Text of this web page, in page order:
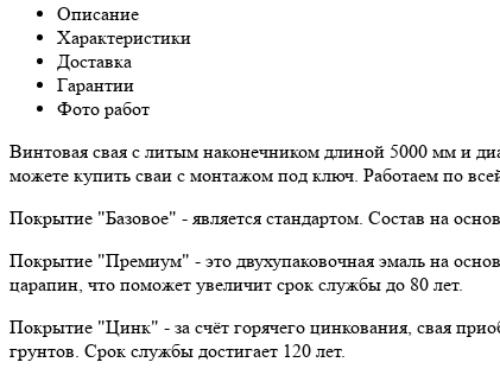
Описание
Характеристики
Доставка
Гарантии
Фото работ
Винтовая свая с литым наконечником длиной 5000 мм и
можете купить сваи с монтажом под ключ. Работаем по
Покрытие "Базовое" - является стандартом. Состав на
Покрытие "Премиум" - это двухупаковочная эмаль на
царапин, что поможет увеличит срок службы до 80 лет.
Покрытие "Цинк" - за счёт горячего цинкования, свая
грунтов. Срок службы достигает 120 лет.